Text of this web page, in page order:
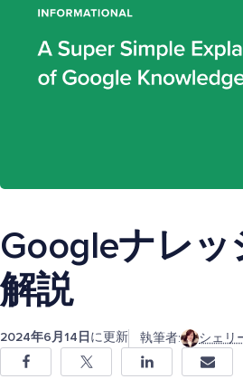
Googleナレ
解説
2024年6月14日 に更新 執筆者: シェリ